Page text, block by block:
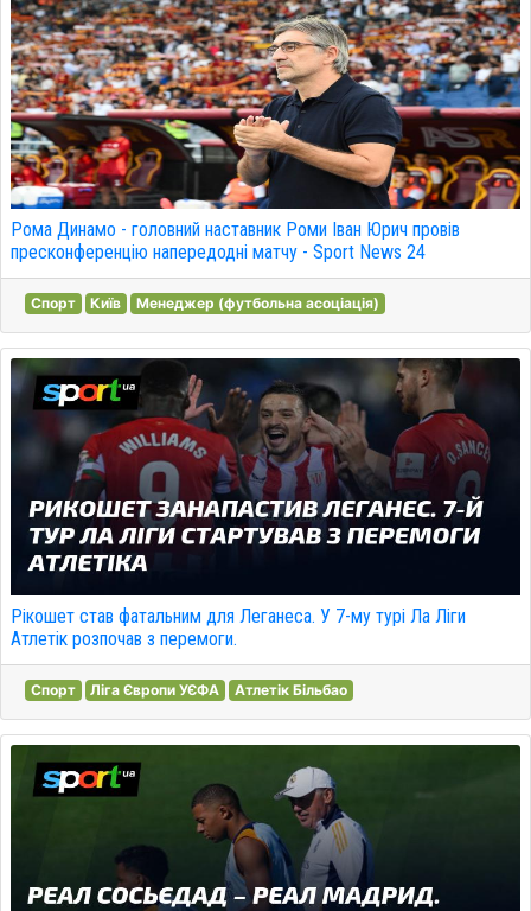
Рома Динамо - головний наставник Роми Іван Юрич провів
пресконференцію напередодні матчу - Sport News 24
Спорт Київ Менеджер (футбольна асоціація)
Рікошет став фатальним для Леганеса. У 7-му турі Ла Ліги
Атлетік розпочав з перемоги.
Спорт Ліга Європи УЄФА Атлетік Більбао